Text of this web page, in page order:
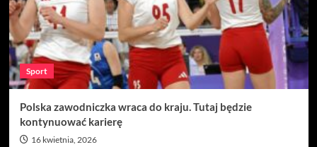
Sport
Polska zawodniczka wraca do kraju. Tutaj będzie
kontynuować karierę
16 kwietnia, 2026